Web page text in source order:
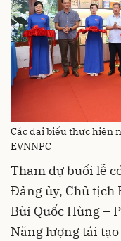
Các đại biểu thực hiện
EVNNPC
Tham dự buổi lễ
Đảng ủy, Chủ tịch
Bùi Quốc Hùng –
Năng lượng tái tạo